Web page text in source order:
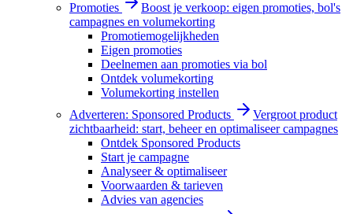
Promoties
Boost je verkoop: eigen promoties, bol's
campagnes en volumekorting
Promotiemogelijkheden
Eigen promoties
Deelnemen aan promoties via bol
Ontdek volumekorting
Volumekorting instellen
Adverteren: Sponsored Products
Vergroot product
zichtbaarheid: start, beheer en optimaliseer campagnes
Ontdek Sponsored Products
Start je campagne
Analyseer & optimaliseer
Voorwaarden & tarieven
Advies van agencies